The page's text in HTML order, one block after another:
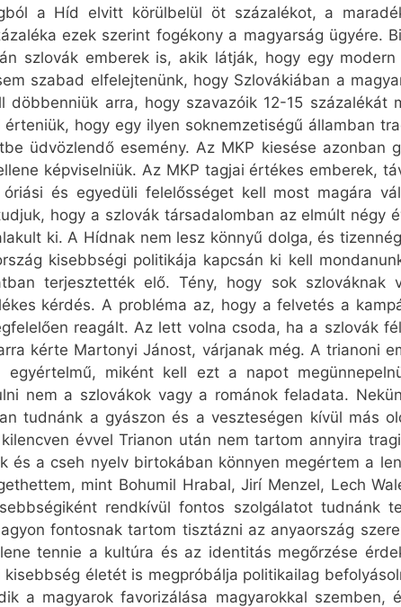
a Híd elvitt körülbelül öt százalékot, a
ezek szerint fogékony a magyarság ügyére.
szlovák emberek is, akik látják, hogy egy
szabad elfelejtenünk, hogy Szlovákiában a
döbbenniük arra, hogy szavazóik 12-15 százalékát
hogy egy ilyen soknemzetiségű államban
üdvözlendő esemény. Az MKP kiesése azonban
képviselniük. Az MKP tagjai értékes emberek,
és egyedüli felelősséget kell most magára
hogy a szlovák társadalomban az elmúlt négy
ki. A Hídnak nem lesz könnyű dolga, és
kisebbségi politikája kapcsán ki kell
terjesztették elő. Tény, hogy sok szlováknak
kérdés. A probléma az, hogy a felvetés a
reagált. Az lett volna csoda, ha a szlovák
kérte Martonyi Jánost, várjanak még. A trianoni
egyértelmű, miként kell ezt a napot
nem a szlovákok vagy a románok feladata.
tudnánk a gyászon és a veszteségen kívül más
évvel Trianon után nem tartom annyira
és a cseh nyelv birtokában könnyen megértem a
mint Bohumil Hrabal, Jirí Menzel, Lech
rendkívül fontos szolgálatot tudnánk
fontosnak tartom tisztázni az anyaország
tennie a kultúra és az identitás megőrzése
életét is megpróbálja politikailag
a magyarok favorizálása magyarokkal